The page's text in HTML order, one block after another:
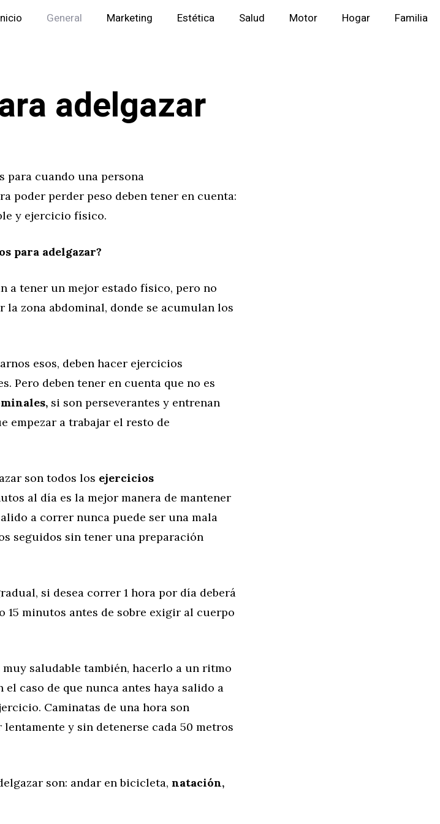
General Marketing Estética Salud Motor Hogar Familia
adelgazar
para cuando una persona
poder perder peso deben tener en cuenta:
y ejercicio físico.
para adelgazar?
a tener un mejor estado físico, pero no
la zona abdominal, donde se acumulan los
esos, deben hacer ejercicios
Pero deben tener en cuenta que no es
si son perseverantes y entrenan
empezar a trabajar el resto de
son todos los ejercicios
al día es la mejor manera de mantener
a correr nunca puede ser una mala
seguidos sin tener una preparación
si desea correr 1 hora por día deberá
15 minutos antes de sobre exigir al cuerpo
saludable también, hacerlo a un ritmo
caso de que nunca antes haya salido a
Caminatas de una hora son
y sin detenerse cada 50 metros
son: andar en bicicleta, natación,